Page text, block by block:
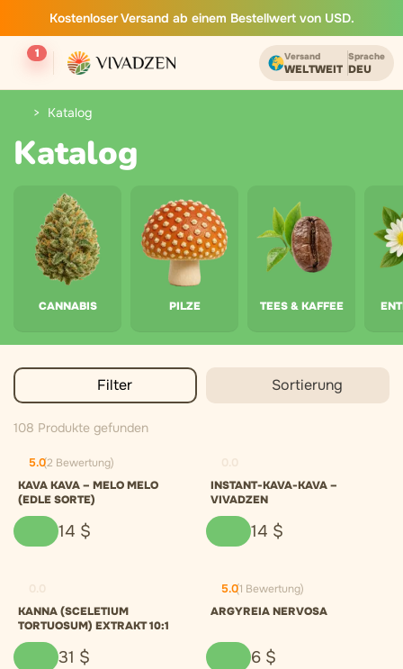
Kostenloser Versand ab einem Bestellwert von USD.
1 Versand
WELTWEIT
Sprache
DEU
Katalog
Katalog
CANNABIS PILZE TEES & KAFFEE
Filter Sortierung
108 Produkte gefunden
5.0(2 Bewertung)
KAVA KAVA – MELO MELO
(EDLE SORTE)
14 $
INSTANT-KAVA-KAVA –
VIVADZEN
14 $
KANNA (SCELETIUM
TORTUOSUM) EXTRAKT 10:1
31 $
5.0(1 Bewertung)
ARGYREIA NERVOSA
6 $